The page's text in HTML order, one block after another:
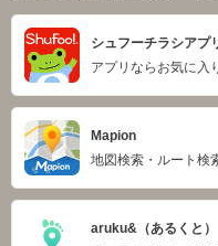
シュフーチラシアプ
アプリならお気に入
Mapion
地図検索・ルート検
aruku&（あるくと）